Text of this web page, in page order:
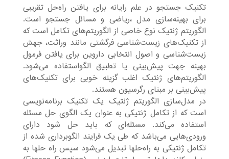
تکنیک جستجو در علم رایانه برای یافتن راه‌حل تقریبی
برای بهینه‌سازی مدل ،ریاضی و مسائل جستجو است.
الگوریتم ژنتیک نوع خاصی از الگوریتم‌های تکامل است که
از تکنیک‌های زیست‌شناسی فرگشتی مانند وراثت، جهش
زیست‌شناسی و اصول انتخابی داروین برای یافتن فرمول
بهینه جهت پیش‌بینی یا تطبیق الگواستفاده می‌شود.
الگوریتم‌های ژنتیک اغلب گزینه خوبی برای تکنیک‌های
پیش‌بینی بر مبنای رگرسیون هستند.
در مدل‌سازی الگوریتم ژنتیک یک تکنیک برنامه‌نویسی
است که از تکامل ژنتیکی به عنوان یک الگوی حل مسئله
استفاده می‌کند. مسئله‌ای که باید حل شود دارای
ورودی‌هایی می‌باشد که طی یک فرایند الگوبرداری شده از
تکامل ژنتیکی به راه‌حلها تبدیل می‌شود سپس راه حلها به